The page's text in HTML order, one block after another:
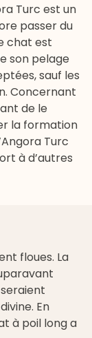
Turc est un
passer du
chat est
son pelage
sauf les
Concernant
de le
la formation
Turc
à d’autres
floues. La
En
à poil long a